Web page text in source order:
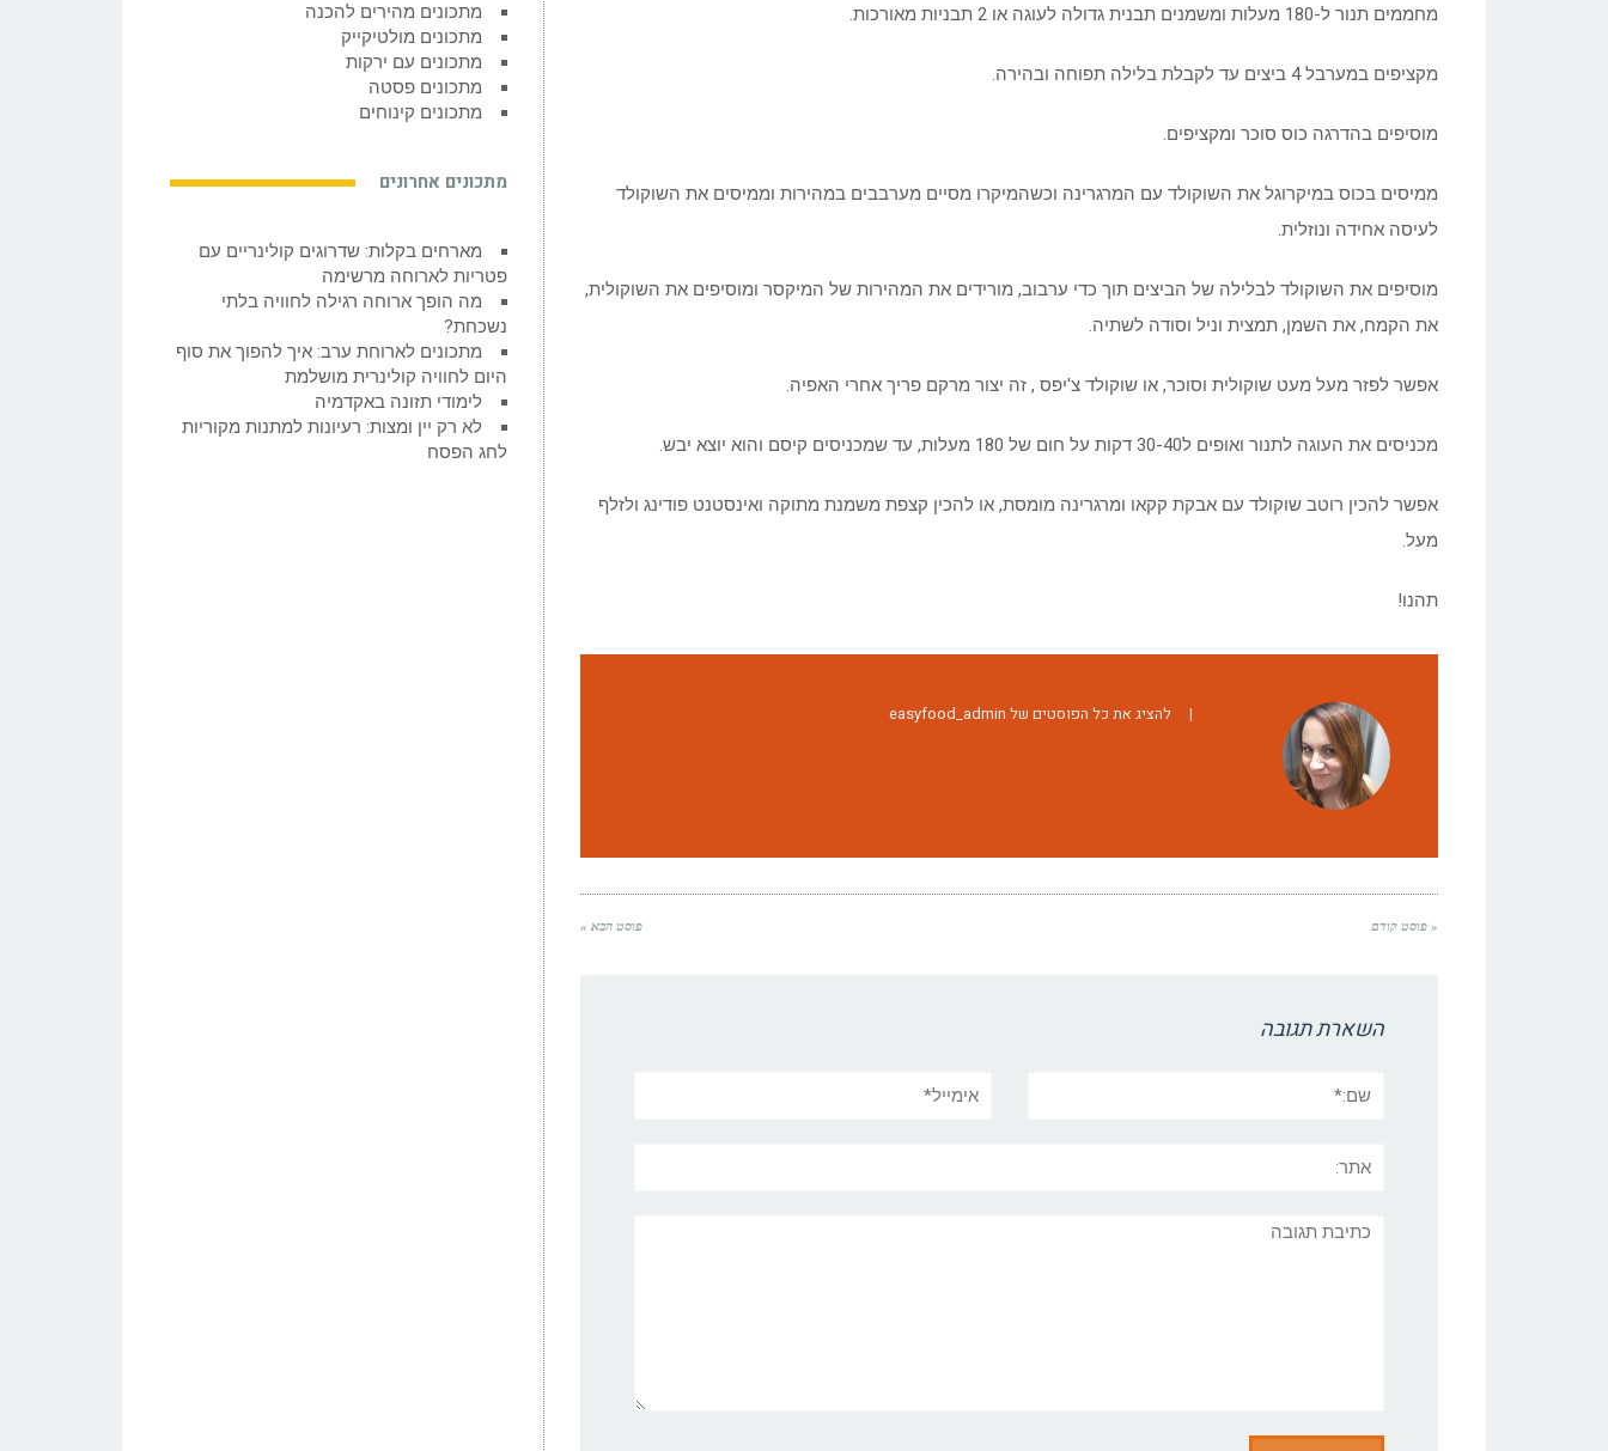
מחממים תנור ל-180 מעלות ומשמנים תבנית גדולה לעוגה או 2 תבניות מאורכות.
מקציפים במערבל 4 ביצים עד לקבלת בלילה תפוחה ובהירה.
מוסיפים בהדרגה כוס סוכר ומקציפים.
ממיסים בכוס במיקרוגל את השוקולד עם המרגרינה וכשהמיקרו מסיים מערבבים במהירות וממיסים את השוקולד
לעיסה אחידה ונוזלית.
מוסיפים את השוקולד לבלילה של הביצים תוך כדי ערבוב, מורידים את המהירות של המיקסר ומוסיפים את השוקולית,
את הקמח, את השמן, תמצית וניל וסודה לשתיה.
אפשר לפזר מעל מעט שוקולית וסוכר, או שוקולד צ'יפס , זה יצור מרקם פריך אחרי האפיה.
מכניסים את העוגה לתנור ואופים ל30-40 דקות על חום של 180 מעלות, עד שמכניסים קיסם והוא יוצא יבש.
אפשר להכין רוטב שוקולד עם אבקת קקאו ומרגרינה מומסת, או להכין קצפת משמנת מתוקה ואינסטנט פודינג ולזלף
מעל.
תהנו!
| להציג את כל הפוסטים של easyfood_admin
« פוסט קודם פוסט הבא »
השארת תגובה
תגובה
מתכונים מהירים להכנה
מתכונים מולטיקייק
מתכונים עם ירקות
מתכונים פסטה
מתכונים קינוחים
מתכונים אחרונים
מארחים בקלות: שדרוגים קולינריים עם
פטריות לארוחה מרשימה
מה הופך ארוחה רגילה לחוויה בלתי
נשכחת?
מתכונים לארוחת ערב: איך להפוך את סוף
היום לחוויה קולינרית מושלמת
לימודי תזונה באקדמיה
לא רק יין ומצות: רעיונות למתנות מקוריות
לחג הפסח